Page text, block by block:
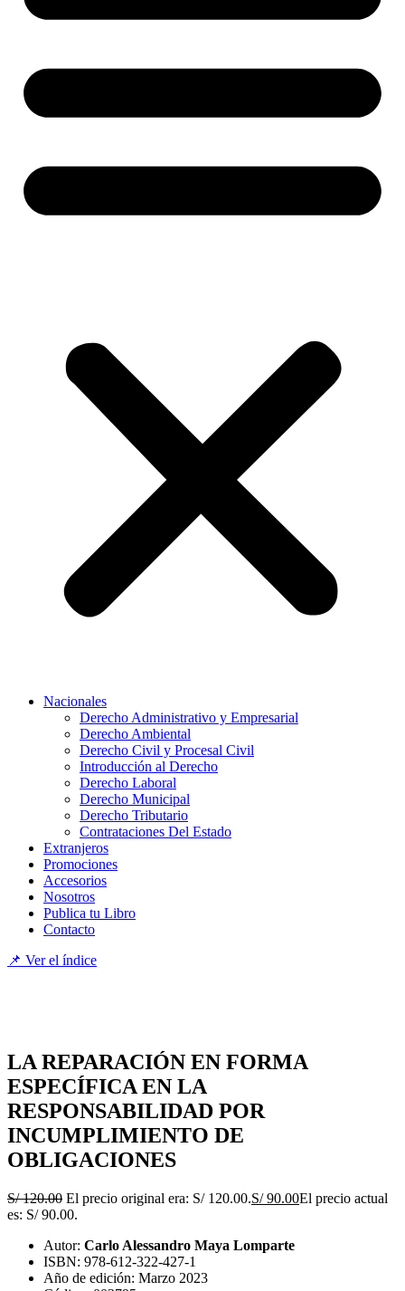
Nacionales
Derecho Administrativo y Empresarial
Derecho Ambiental
Derecho Civil y Procesal Civil
Introducción al Derecho
Derecho Laboral
Derecho Municipal
Derecho Tributario
Contrataciones Del Estado
Extranjeros
Promociones
Accesorios
Nosotros
Publica tu Libro
Contacto
📌 Ver el índice
LA REPARACIÓN EN FORMA
ESPECÍFICA EN LA
RESPONSABILIDAD POR
INCUMPLIMIENTO DE
OBLIGACIONES
S/120.00 El precio original era: S/ 120.00.S/90.00El precio actual
es: S/ 90.00.
Autor: Carlo Alessandro Maya Lomparte
ISBN: 978-612-322-427-1
Año de edición: Marzo 2023